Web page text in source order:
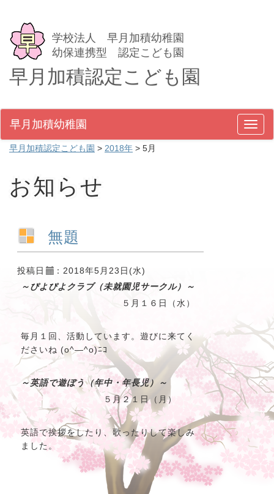
学校法人 早月加積幼稚園
幼保連携型 認定こども園
早月加積認定こども園
メ
ニ
早月加積幼稚園
早月加積認定こども園 > 2018年 > 5月
お知らせ
無題
投稿日
：2018年5月23日(水)
～ぴよぴよクラブ（未就園児サークル）～
５月１６日（水）
毎月１回、活動しています。遊びに来てく
ださいね (o^―^o)ﾆｺ
～英語で遊ぼう（年中・年長児）～
５月２１日（月）
英語で挨拶をしたり、歌ったりして楽しみ
ました。